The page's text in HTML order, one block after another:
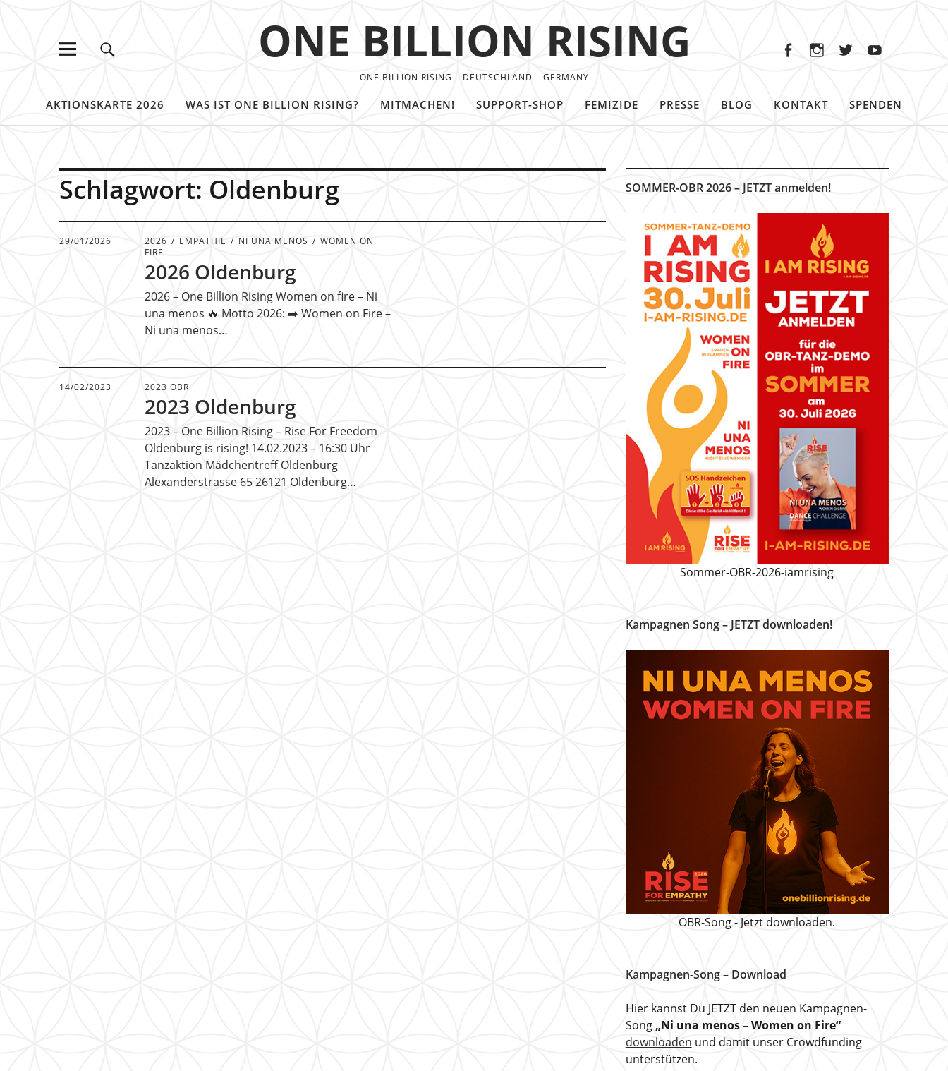
ONE BILLION RISING
ONE BILLION RISING – DEUTSCHLAND – GERMANY
AKTIONSKARTE 2026 WAS IST ONE BILLION RISING? MITMACHEN! SUPPORT-SHOP FEMIZIDE PRESSE BLOG KONTAKT SPENDEN
Schlagwort: Oldenburg
29/01/2026 2026 EMPATHIE NI UNA MENOS
WOMEN ON
FIRE
2026 Oldenburg
2026 – One Billion Rising Women on fire – Ni
una menos 🔥 Motto 2026: ➡️ Women on Fire –
Ni una menos…
14/02/2023 2023 OBR
2023 Oldenburg
2023 – One Billion Rising – Rise For Freedom
Oldenburg is rising! 14.02.2023 – 16:30 Uhr
Tanzaktion Mädchentreff Oldenburg
Alexanderstrasse 65 26121 Oldenburg…
SOMMER-OBR 2026 – JETZT anmelden!
Sommer-OBR-2026-iamrising
Kampagnen Song – JETZT downloaden!
OBR-Song - Jetzt downloaden.
Kampagnen-Song – Download
Hier kannst Du JETZT den neuen Kampagnen-
Song „Ni una menos – Women on Fire“
downloaden und damit unser Crowdfunding
unterstützen.